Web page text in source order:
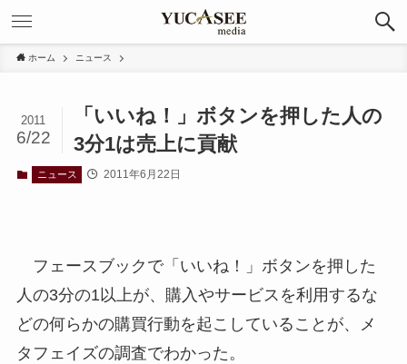
ホーム ニュース
「いいね！」ボタンを押した人の
3分1は売上に貢献
2011
6/22
ニュース 2011年6月22日
フェースブックで「いいね！」ボタンを押した
人の3分の1以上が、購入やサービスを利用するな
どの何らかの購買行動を起こしていることが、メ
タフェイズの調査でわかった。